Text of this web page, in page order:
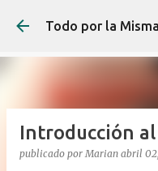
Ir al
Todo por la
Introducción
publicado porMarian abril